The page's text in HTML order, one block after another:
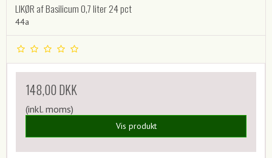
LIKØR af Basilicum 0,7 liter 24 pct
44a
148,00 DKK
(inkl. moms)
Vis produkt